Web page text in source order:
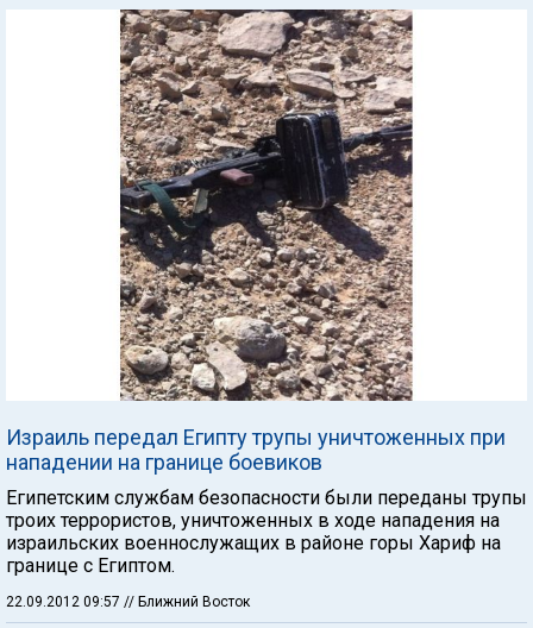
Израиль передал Египту трупы уничтоженных при
нападении на границе боевиков
Египетским службам безопасности были переданы трупы
троих террористов, уничтоженных в ходе нападения на
израильских военнослужащих в районе горы Хариф на
границе с Египтом.
22.09.2012 09:57 // Ближний Восток